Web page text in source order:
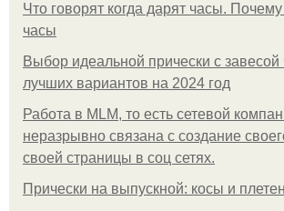
Что говорят когда дарят часы.
часы
Выбор идеальной прически с завесой
лучших вариантов на 2024 год
Работа в MLM, то есть сетевой
неразрывно связана с создание
своей страницы в соц сетях.
Прически на выпускной: косы и